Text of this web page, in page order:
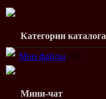
Категории каталога
Мои файлы [20]
Мини-чат